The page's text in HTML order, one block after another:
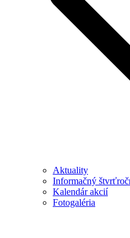
Aktuality
Informačný
Kalendár akcií
Fotogaléria